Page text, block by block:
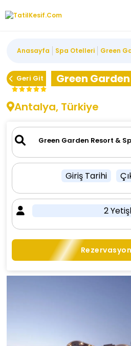
Anasayfa Spa Otelleri Green
Geri Git
Green
Antalya, Türkiye
Giriş Tarihi
2